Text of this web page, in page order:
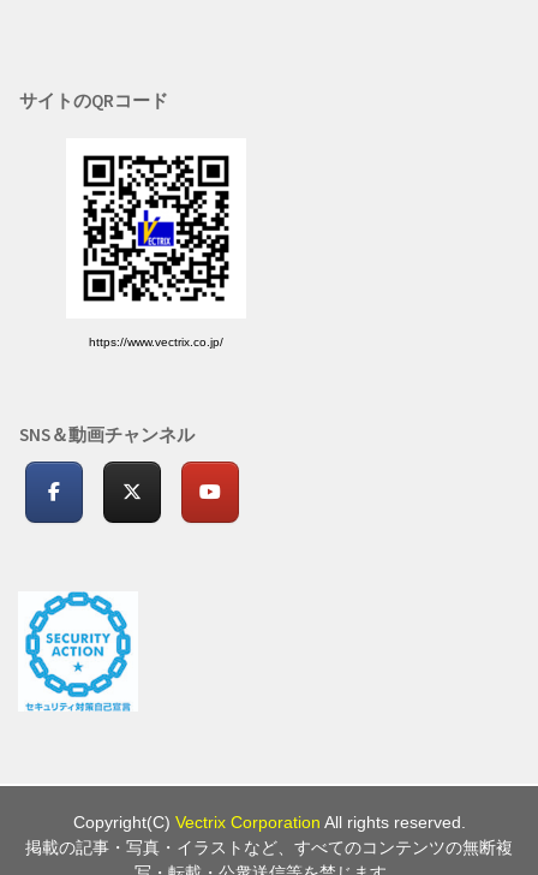
サイトのQRコード
https://www.vectrix.co.jp/
SNS＆動画チャンネル
Copyright(C) Vectrix Corporation All rights reserved.
掲載の記事・写真・イラストなど、すべてのコンテンツの無断複